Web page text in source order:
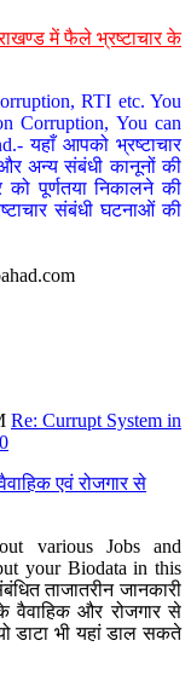
में फैले भ्रष्टाचार के
RTI etc. You
Corruption, You can
यहाँ आपको भ्रष्टाचार
अन्य संबंधी कानूनों की
पूर्णतया निकालने की
संबंधी घटनाओं की
Re: Currupt System in
एवं रोजगार से
various Jobs and
your Biodata in this
ताजातरीन जानकारी
और रोजगार से
डाटा भी यहां डाल सकते